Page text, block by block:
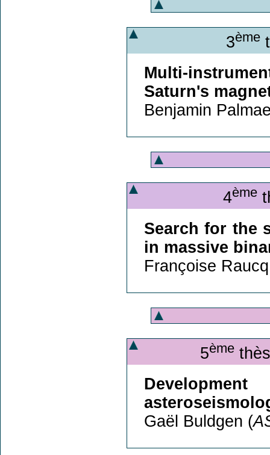
3ème
Multi-
Saturn's
Benjamin
4ème
Search for the
in massive
Françoise
5ème
Gaël Buldgen (